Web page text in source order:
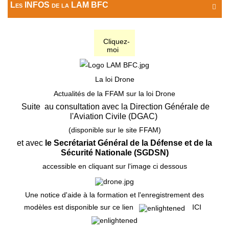

Les INFOS de la LAM BFC
Cliquez-
moi
La loi Drone
Actualités de la FFAM sur la loi Drone
Suite au consultation avec la Direction Générale de
l'Aviation Civile (DGAC)
(disponible sur le site FFAM)
et avec le Secrétariat Général de la Défense et de la
Sécurité Nationale (SGDSN)
accessible en cliquant sur l'image ci dessous
Une notice d'aide à la formation et l'enregistrement des
modèles est disponible sur ce lien
ICI